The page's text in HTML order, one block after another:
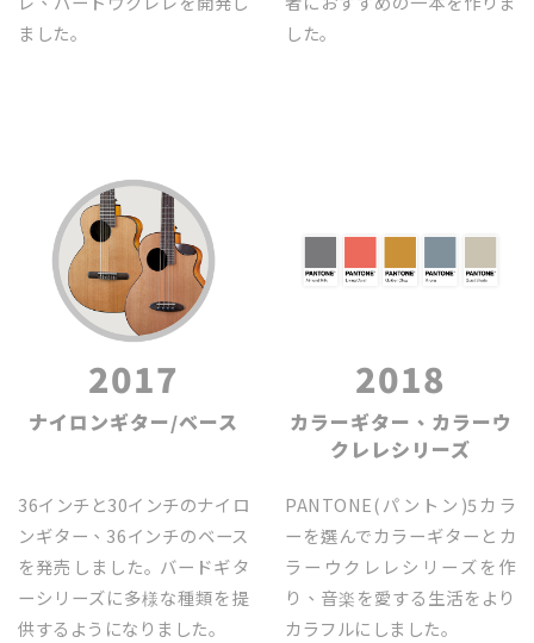
ました｡
した｡
2017
ナイロンギター/ベース
36インチと30インチのナイロ
ンギター、36インチのベース
を発売しました｡ バードギタ
ーシリーズに多様な種類を提
供するようになりました｡
2018
カラーギター、カラーウ
クレレシリーズ
PANTONE(パントン)5カラ
ーを選んでカラーギターとカ
ラーウクレレシリーズを作
り、音楽を愛する生活をより
カラフルにしました｡